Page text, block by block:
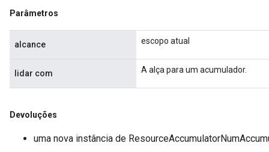
Parâmetros
alcance escopo atual
lidar com A alça para um acumulador.
Devoluções
uma nova instância de